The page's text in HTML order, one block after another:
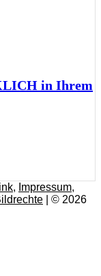
in Ihrem
, Impressum,
| © 2026